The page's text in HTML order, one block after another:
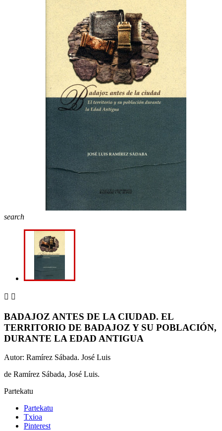
search
 
BADAJOZ ANTES DE LA CIUDAD. EL
TERRITORIO DE BADAJOZ Y SU POBLACIÓN,
DURANTE LA EDAD ANTIGUA
Autor: Ramírez Sábada. José Luis
de Ramírez Sábada, José Luis.
Partekatu
Partekatu
Txioa
Pinterest